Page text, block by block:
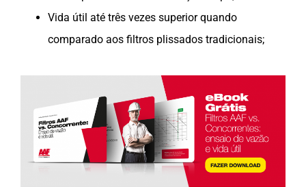
Vida útil até três vezes superior quando
comparado aos filtros plissados tradicionais;